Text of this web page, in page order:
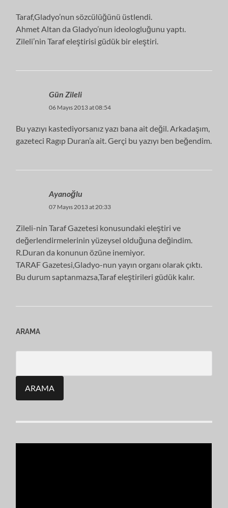
Taraf,Gladyo’nun sözcülüğünü üstlendi.
Ahmet Altan da Gladyo’nun ideologluğunu yaptı.
Zileli’nin Taraf eleştirisi güdük bir eleştiri.
Gün Zileli
06 Mayıs 2013 at 08:54
Bu yazıyı kastediyorsanız yazı bana ait değil. Arkadaşım,
gazeteci Ragıp Duran’a ait. Gerçi bu yazıyı ben beğendim.
Ayanoğlu
07 Mayıs 2013 at 20:33
Zileli-nin Taraf Gazetesi konusundaki eleştiri ve
değerlendirmelerinin yüzeysel olduğuna değindim.
R.Duran da konunun özüne inemiyor.
TARAF Gazetesi,Gladyo-nun yayın organı olarak çıktı.
Bu durum saptanmazsa,Taraf eleştirileri güdük kalır.
ARAMA